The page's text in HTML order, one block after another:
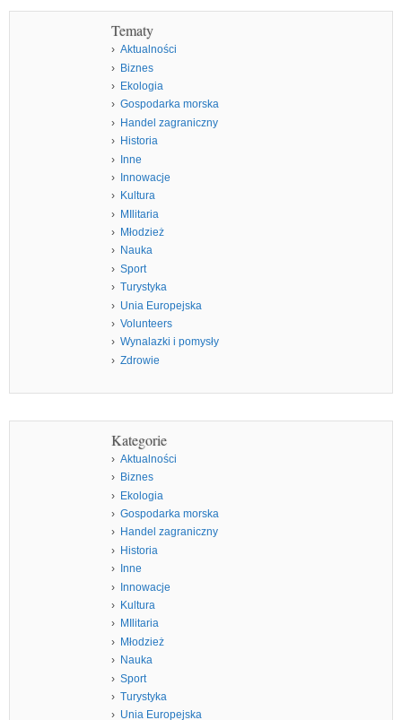
Tematy
Aktualności
Biznes
Ekologia
Gospodarka morska
Handel zagraniczny
Historia
Inne
Innowacje
Kultura
MIlitaria
Młodzież
Nauka
Sport
Turystyka
Unia Europejska
Volunteers
Wynalazki i pomysły
Zdrowie
Kategorie
Aktualności
Biznes
Ekologia
Gospodarka morska
Handel zagraniczny
Historia
Inne
Innowacje
Kultura
MIlitaria
Młodzież
Nauka
Sport
Turystyka
Unia Europejska